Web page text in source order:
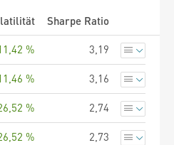
Sharpe Ratio
% 3,19
% 3,16
% 2,74
% 2,73